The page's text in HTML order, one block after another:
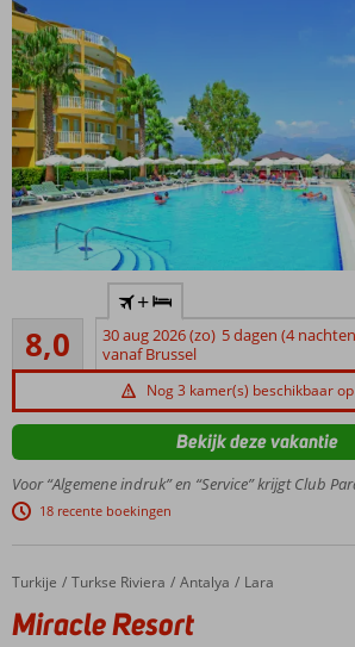
en
Agios
Sostis
familiehotel
met ruime
kamers,
aquafun en
privéstrand
jarenlang
favoriet!
Waterpret
pool &
de
8,0
Zeer goed
981
beoordelingen
+
30 aug 2026 (zo) 5 dagen (4
vanaf Brussel
Nog 3 kamer(s) beschikbaar
Voor “Algemene indruk” en “Service” krijgt Club
18 recente boekingen
Bekijk deze vakantie
Home
Turkije Turkse Riviera Antalya Lara
Miracle Resort
Miracle Resort